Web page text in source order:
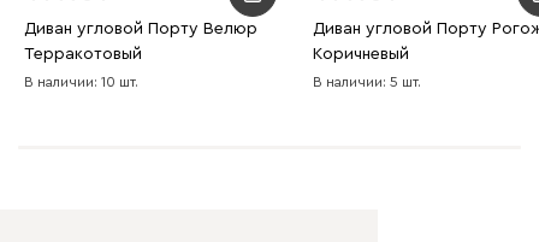
Диван угловой Порту Велюр
Терракотовый
В наличии: 10 шт.
Диван угловой Порту
Коричневый
В наличии: 5 шт.